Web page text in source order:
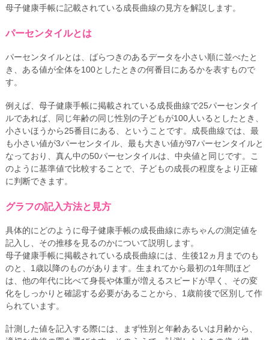
母子健康手帳に記載されている成長曲線の見方を解説します。
パーセンタイルとは
パーセンタイルとは、ばらつきのあるデータを小さい順に並べたと
き、ある値が全体を100としたときの何番目にあるかを表すもので
す。
例えば、母子健康手帳に掲載されている成長曲線で25パーセンタイ
ルであれば、同じ年齢の同じ性別の子どもが100人いるとしたとき、
小さいほうから25番目にある、ということです。成長曲線では、最
も小さい値が3パーセンタイル、最も大きい値が97パーセンタイルと
なっており、真ん中の50パーセンタイルは、中央値と同じです。こ
のように基準値で比較することで、子どもの成長の程度をより正確
に判断できます。
グラフの記入方法と見方
具体的にどのように母子健康手帳の成長曲線に赤ちゃんの測定値を
記入し、その推移を見るのかについて説明します。
母子健康手帳に掲載されている成長曲線には、生後12ヵ月までのも
のと、1歳以降のものがあります。生まれてから最初の1年間ほど
は、他の年代に比べて身長や体重が増えるスピードが早く、その変
化をしっかりと確認する必要があることから、1歳前後で区別して作
られています。
計測した値を記入する際には、まず性別と年齢あるいは月齢から、